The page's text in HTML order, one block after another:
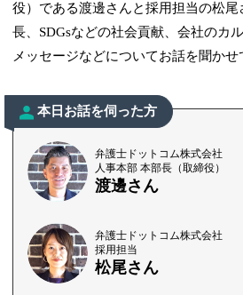
役）である渡邊さんと採用担当の松
長、SDGsなどの社会貢献、会社のカ
メッセージなどについてお話を聞かせ
本日お話を伺った方
弁護士ドットコム株式会社
人事本部 本部長（取締役）
渡邊さん
弁護士ドットコム株式会社
採用担当
松尾さん